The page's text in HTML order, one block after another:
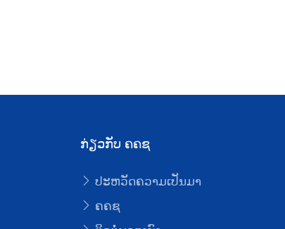
ກ່ຽວກັບ ຄຄຊ
ປະຫວັດຄວາມເປັນມາ
ຄຄຊ